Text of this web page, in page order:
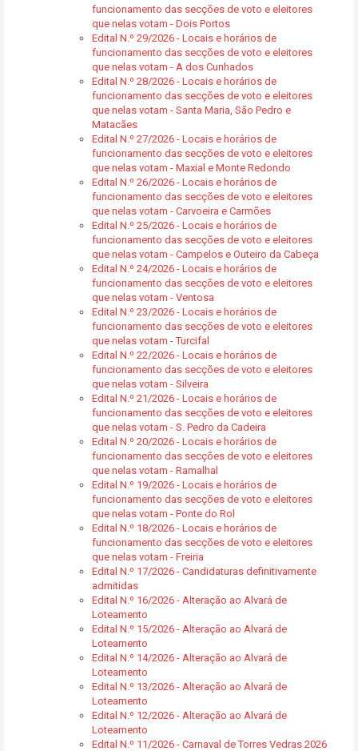
funcionamento das secções de voto e eleitores
que nelas votam - Dois Portos
Edital N.º 29/2026 - Locais e horários de
funcionamento das secções de voto e eleitores
que nelas votam - A dos Cunhados
Edital N.º 28/2026 - Locais e horários de
funcionamento das secções de voto e eleitores
que nelas votam - Santa Maria, São Pedro e
Matacães
Edital N.º 27/2026 - Locais e horários de
funcionamento das secções de voto e eleitores
que nelas votam - Maxial e Monte Redondo
Edital N.º 26/2026 - Locais e horários de
funcionamento das secções de voto e eleitores
que nelas votam - Carvoeira e Carmões
Edital N.º 25/2026 - Locais e horários de
funcionamento das secções de voto e eleitores
que nelas votam - Campelos e Outeiro da Cabeça
Edital N.º 24/2026 - Locais e horários de
funcionamento das secções de voto e eleitores
que nelas votam - Ventosa
Edital N.º 23/2026 - Locais e horários de
funcionamento das secções de voto e eleitores
que nelas votam - Turcifal
Edital N.º 22/2026 - Locais e horários de
funcionamento das secções de voto e eleitores
que nelas votam - Silveira
Edital N.º 21/2026 - Locais e horários de
funcionamento das secções de voto e eleitores
que nelas votam - S. Pedro da Cadeira
Edital N.º 20/2026 - Locais e horários de
funcionamento das secções de voto e eleitores
que nelas votam - Ramalhal
Edital N.º 19/2026 - Locais e horários de
funcionamento das secções de voto e eleitores
que nelas votam - Ponte do Rol
Edital N.º 18/2026 - Locais e horários de
funcionamento das secções de voto e eleitores
que nelas votam - Freiria
Edital N.º 17/2026 - Candidaturas definitivamente
admitidas
Edital N.º 16/2026 - Alteração ao Alvará de
Loteamento
Edital N.º 15/2026 - Alteração ao Alvará de
Loteamento
Edital N.º 14/2026 - Alteração ao Alvará de
Loteamento
Edital N.º 13/2026 - Alteração ao Alvará de
Loteamento
Edital N.º 12/2026 - Alteração ao Alvará de
Loteamento
Edital N.º 11/2026 - Carnaval de Torres Vedras 2026